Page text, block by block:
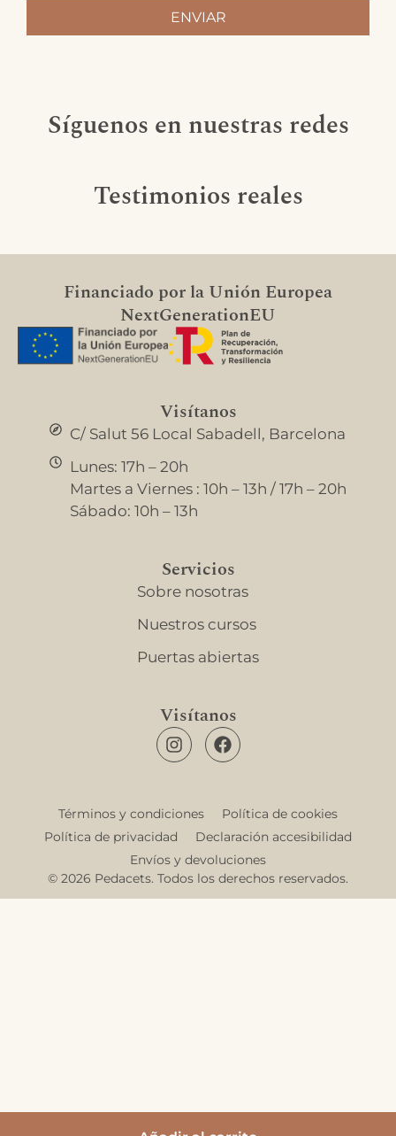
Síguenos en nuestras redes
Testimonios reales
Financiado por la Unión Europea
NextGenerationEU
Visítanos
C/ Salut 56 Local Sabadell, Barcelona
Lunes: 17h – 20h
Martes a Viernes : 10h – 13h / 17h – 20h
Sábado: 10h – 13h
Servicios
Sobre nosotras
Nuestros cursos
Puertas abiertas
Visítanos
© 2026 Pedacets. Todos los derechos reservados.
Términos y condiciones
Política de cookies
Política de privacidad
Declaración accesibilidad
Envíos y devoluciones